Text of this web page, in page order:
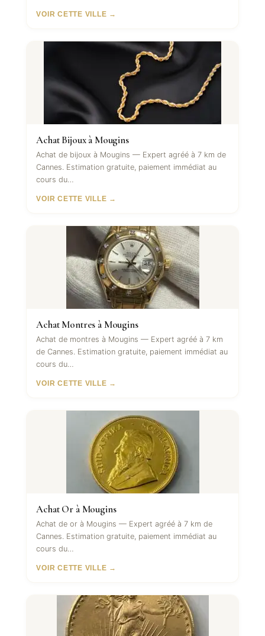
VOIR CETTE VILLE →
Achat Bijoux à Mougins
Achat de bijoux à Mougins — Expert agréé à 7 km de
Cannes. Estimation gratuite, paiement immédiat au
cours du…
VOIR CETTE VILLE →
Achat Montres à Mougins
Achat de montres à Mougins — Expert agréé à 7 km
de Cannes. Estimation gratuite, paiement immédiat au
cours du…
VOIR CETTE VILLE →
Achat Or à Mougins
Achat de or à Mougins — Expert agréé à 7 km de
Cannes. Estimation gratuite, paiement immédiat au
cours du…
VOIR CETTE VILLE →